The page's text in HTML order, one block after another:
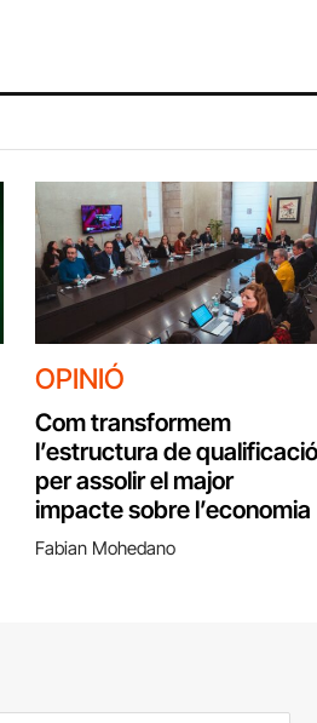
OPINIÓ
Com transformem
l’estructura de qualificació
per assolir el major
impacte sobre l’economia
Fabian Mohedano